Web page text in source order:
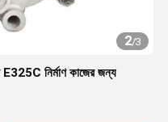
2/3
E325C নির্মাণ কাজের জন্য